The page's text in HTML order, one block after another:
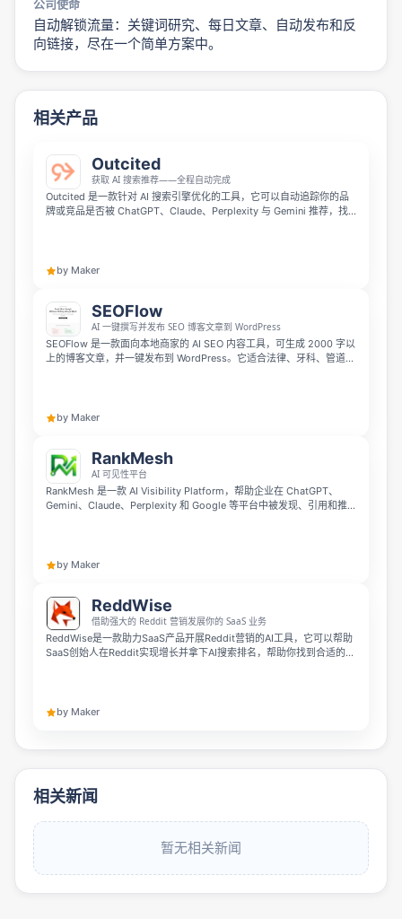
公司使命
自动解锁流量：关键词研究、每日文章、自动发布和反
向链接，尽在一个简单方案中。
相关产品
Outcited
获取 AI 搜索推荐——全程自动完成
Outcited 是一款针对 AI 搜索引擎优化的工具，它可以自动追踪你的品
牌或竞品是否被 ChatGPT、Claude、Perplexity 与 Gemini 推荐，找
by Maker
SEOFlow
AI 一键撰写并发布 SEO 博客文章到 WordPress
SEOFlow 是一款面向本地商家的 AI SEO 内容工具，可生成 2000 字以
上的博客文章，并一键发布到 WordPress。它适合法律、牙科、管道维
by Maker
RankMesh
AI 可见性平台
RankMesh 是一款 AI Visibility Platform，帮助企业在 ChatGPT、
Gemini、Claude、Perplexity 和 Google 等平台中被发现、引用和推
by Maker
ReddWise
借助强大的 Reddit 营销发展你的 SaaS 业务
ReddWise是一款助力SaaS产品开展Reddit营销的AI工具，它可以帮助
SaaS创始人在Reddit实现增长并拿下AI搜索排名，帮助你找到合适的子
by Maker
相关新闻
暂无相关新闻